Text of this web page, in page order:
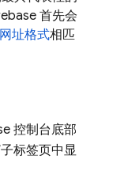
首先会
址格式相匹
控制台底部
标签页中显